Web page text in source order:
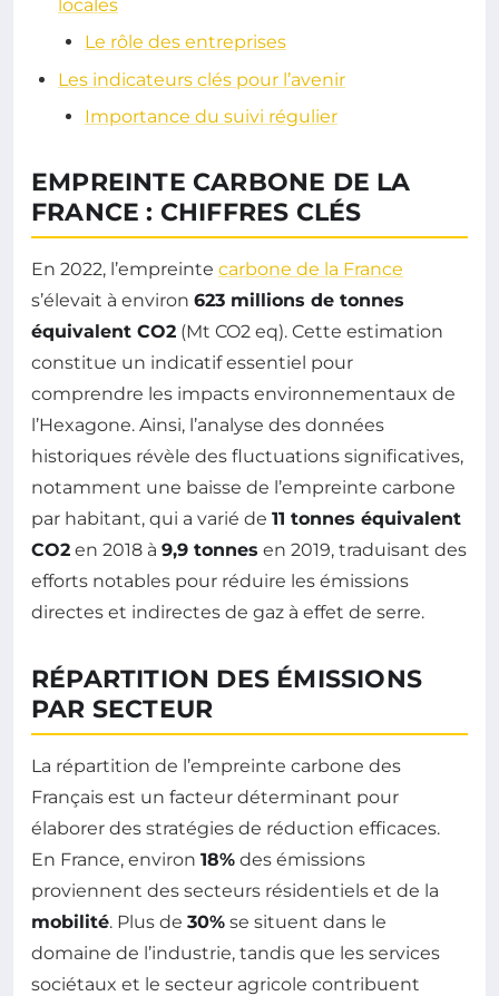
locales
Le rôle des entreprises
Les indicateurs clés pour l’avenir
Importance du suivi régulier
EMPREINTE CARBONE DE LA
FRANCE : CHIFFRES CLÉS
En 2022, l’empreinte carbone de la France
s’élevait à environ 623 millions de tonnes
équivalent CO2 (Mt CO2 eq). Cette estimation
constitue un indicatif essentiel pour
comprendre les impacts environnementaux de
l’Hexagone. Ainsi, l’analyse des données
historiques révèle des fluctuations significatives,
notamment une baisse de l’empreinte carbone
par habitant, qui a varié de 11 tonnes équivalent
CO2 en 2018 à 9,9 tonnes en 2019, traduisant des
efforts notables pour réduire les émissions
directes et indirectes de gaz à effet de serre.
RÉPARTITION DES ÉMISSIONS
PAR SECTEUR
La répartition de l’empreinte carbone des
Français est un facteur déterminant pour
élaborer des stratégies de réduction efficaces.
En France, environ 18% des émissions
proviennent des secteurs résidentiels et de la
mobilité. Plus de 30% se situent dans le
domaine de l’industrie, tandis que les services
sociétaux et le secteur agricole contribuent